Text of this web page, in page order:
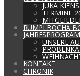
JUKA
TERMINE
RUMPLBOCHA
UNSERE
KONTAKT
CHRONIK